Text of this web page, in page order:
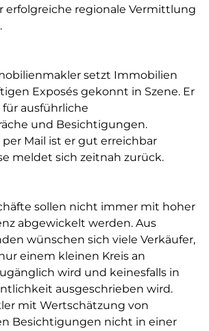
erfolgreiche regionale Vermittlung
setzt Immobilien
Exposés gekonnt in Szene. Er
ausführliche
und Besichtigungen.
Mail ist er gut erreichbar
meldet sich zeitnah zurück.
sollen nicht immer mit hoher
abgewickelt werden. Aus
wünschen sich viele Verkäufer,
einem kleinen Kreis an
wird und keinesfalls in
ausgeschrieben wird.
mit Wertschätzung von
Besichtigungen nicht in einer